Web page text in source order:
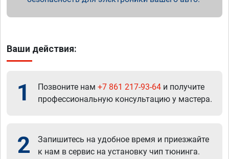
Ваши действия:
1 Позвоните нам +7 861 217-93-64 и получите
профессиональную консультацию у мастера.
2
Запишитесь на удобное время и приезжайте
к нам в сервис на установку чип тюнинга.